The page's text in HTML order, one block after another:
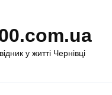
у житті Чернівці